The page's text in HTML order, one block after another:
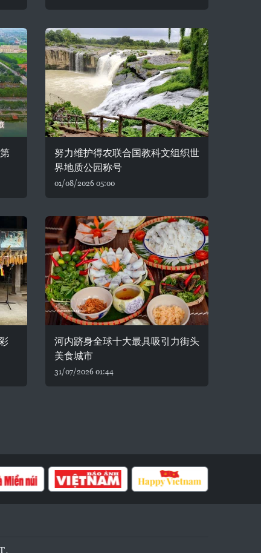
努力维护得农联合国教科文组织世
界地质公园称号
01/08/2026 05:00
河内跻身全球十大最具吸引力街头
美食城市
31/07/2026 01:44